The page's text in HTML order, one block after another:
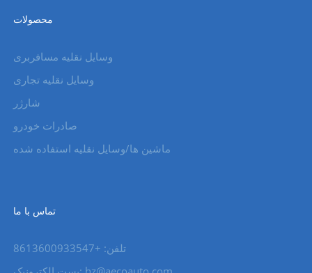
محصولات
وسایل نقلیه مسافربری
وسایل نقلیه تجاری
شارژر
صادرات خودرو
ماشین ها/وسایل نقلیه استفاده شده
تماس با ما
تلفن: +8613600933547